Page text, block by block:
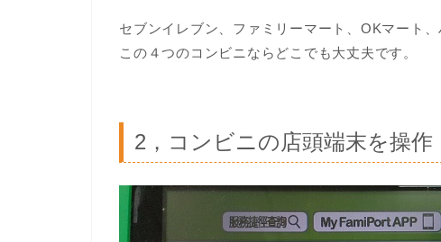
セブンイレブン、ファミリーマート、OKマート
この４つのコンビニならどこでも大丈夫です。
2，コンビニの店頭端末を操作